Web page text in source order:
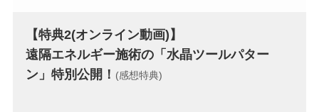
【特典2(オンライン動画) 】
遠隔エネルギー施術の「水晶ツールパター
ン」特別公開！ (感想特典)